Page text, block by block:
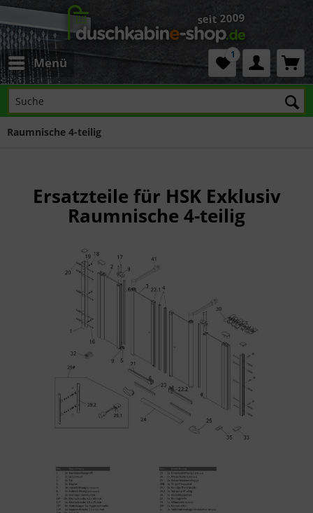
Menü
1
Raumnische 4-teilig
Ersatzteile für HSK Exklusiv
Raumnische 4-teilig